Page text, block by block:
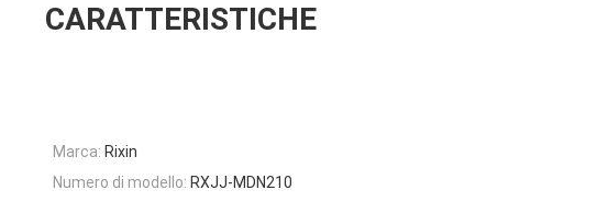
CARATTERISTICHE
Marca: Rixin
Numero di modello: RXJJ-MDN210